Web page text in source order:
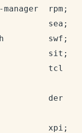
rpm;
sea;
swf;
sit;
tcl
der
xpi;